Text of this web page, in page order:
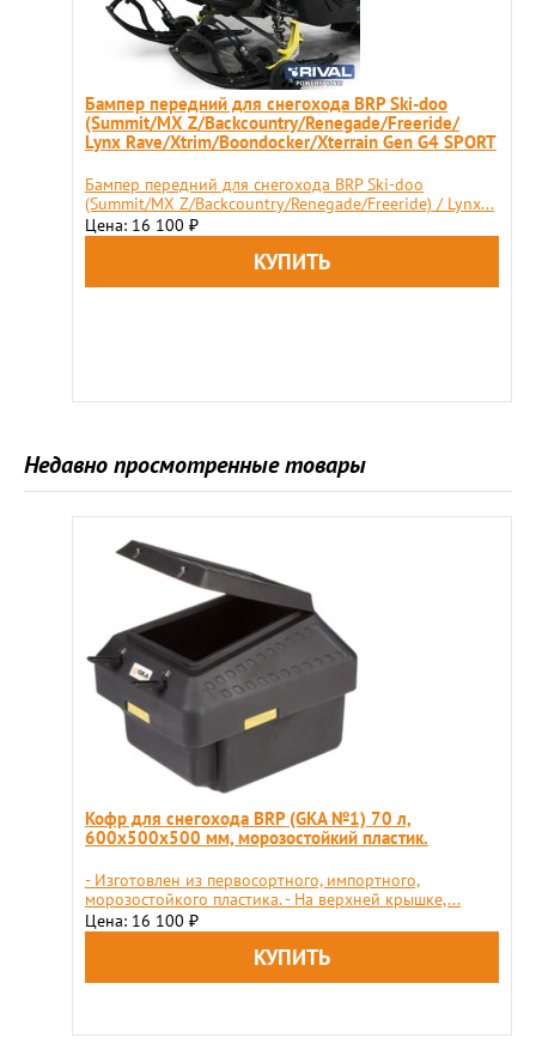
Бампер передний для снегохода BRP Ski-doo
(Summit/MX Z/Backcountry/Renegade/Freeride/
Lynx Rave/Xtrim/Boondocker/Xterrain Gen G4 SPORT
Бампер передний для снегохода BRP Ski-doo
(Summit/MX Z/Backcountry/Renegade/Freeride) / Lynx...
Цена: 16 100 ₽
Недавно просмотренные товары
Кофр для снегохода BRP (GKA №1) 70 л,
600x500x500 мм, морозостойкий пластик.
- Изготовлен из первосортного, импортного,
морозостойкого пластика. - На верхней крышке,...
Цена: 16 100 ₽